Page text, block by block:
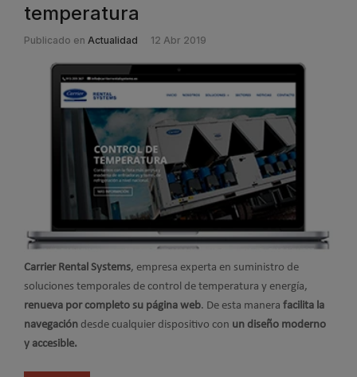
temperatura
Publicado en Actualidad 12 Abr 2019
Carrier Rental Systems, empresa experta en suministro de
soluciones temporales de control de temperatura y energía,
renueva por completo su página web. De esta manera facilita la
navegación desde cualquier dispositivo con un diseño moderno
y accesible.